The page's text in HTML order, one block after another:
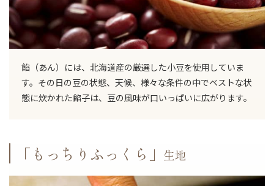
餡（あん）には、北海道産の厳選した小豆を使用していま
す。その日の豆の状態、天候、様々な条件の中でベストな状
態に炊かれた餡子は、豆の風味が口いっぱいに広がります。
「もっちりふっくら」 生地